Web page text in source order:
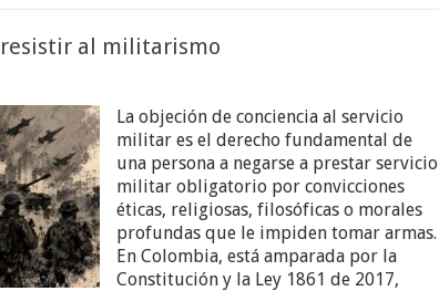
resistir al militarismo
La objeción de conciencia al servicio
militar es el derecho fundamental de
una persona a negarse a prestar servicio
militar obligatorio por convicciones
éticas, religiosas, filosóficas o morales
profundas que le impiden tomar armas.
En Colombia, está amparada por la
Constitución y la Ley 1861 de 2017,